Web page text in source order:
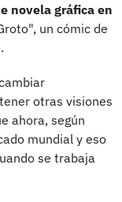
novela gráfica en
un cómic de
otras visiones
ahora, según
mundial y eso
se trabaja